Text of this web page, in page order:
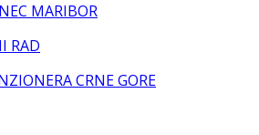
MARIBOR
RAD
CRNE GORE